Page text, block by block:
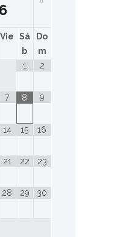
Vie
Sá
b
Do
m
1
2
7 8 9
14 15 16
21 22 23
28 29 30